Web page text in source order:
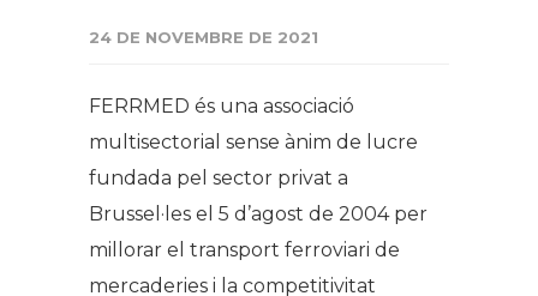
24 DE NOVEMBRE DE 2021
FERRMED és una associació
multisectorial sense ànim de lucre
fundada pel sector privat a
Brussel·les el 5 d’agost de 2004 per
millorar el transport ferroviari de
mercaderies i la competitivitat